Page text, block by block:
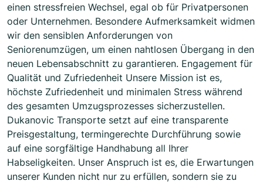
einen stressfreien Wechsel, egal ob für Privatpersonen
oder Unternehmen. Besondere Aufmerksamkeit widmen
wir den sensiblen Anforderungen von
Seniorenumzügen, um einen nahtlosen Übergang in den
neuen Lebensabschnitt zu garantieren. Engagement für
Qualität und Zufriedenheit Unsere Mission ist es,
höchste Zufriedenheit und minimalen Stress während
des gesamten Umzugsprozesses sicherzustellen.
Dukanovic Transporte setzt auf eine transparente
Preisgestaltung, termingerechte Durchführung sowie
auf eine sorgfältige Handhabung all Ihrer
Habseligkeiten. Unser Anspruch ist es, die Erwartungen
unserer Kunden nicht nur zu erfüllen, sondern sie zu